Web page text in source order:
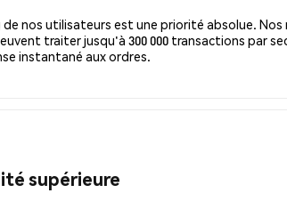
nos utilisateurs est une priorité absolue. Nos
traiter jusqu'à 300 000 transactions par
instantané aux ordres.
supérieure